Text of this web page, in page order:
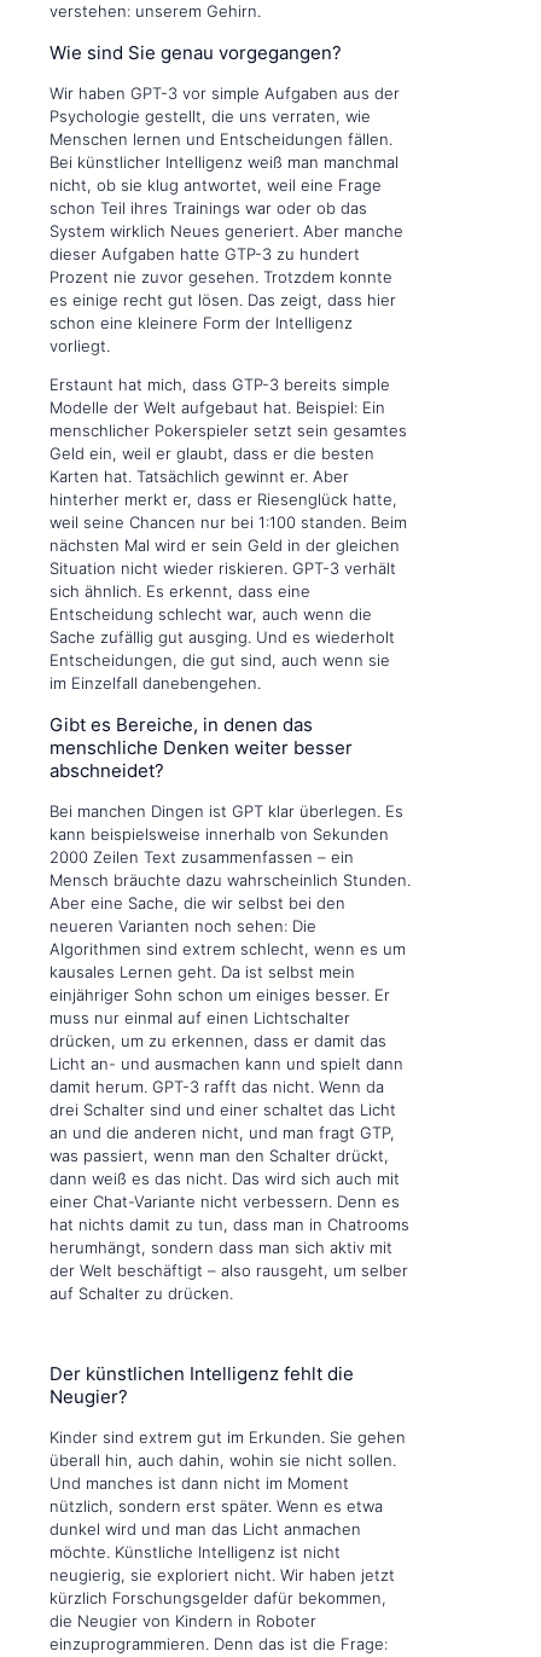
verstehen: unserem Gehirn.
Wie sind Sie genau vorgegangen?
Wir haben GPT-3 vor simple Aufgaben aus der
Psychologie gestellt, die uns verraten, wie
Menschen lernen und Entscheidungen fällen.
Bei künstlicher Intelligenz weiß man manchmal
nicht, ob sie klug antwortet, weil eine Frage
schon Teil ihres Trainings war oder ob das
System wirklich Neues generiert. Aber manche
dieser Aufgaben hatte GTP-3 zu hundert
Prozent nie zuvor gesehen. Trotzdem konnte
es einige recht gut lösen. Das zeigt, dass hier
schon eine kleinere Form der Intelligenz
vorliegt.
Erstaunt hat mich, dass GTP-3 bereits simple
Modelle der Welt aufgebaut hat. Beispiel: Ein
menschlicher Pokerspieler setzt sein gesamtes
Geld ein, weil er glaubt, dass er die besten
Karten hat. Tatsächlich gewinnt er. Aber
hinterher merkt er, dass er Riesenglück hatte,
weil seine Chancen nur bei 1:100 standen. Beim
nächsten Mal wird er sein Geld in der gleichen
Situation nicht wieder riskieren. GPT-3 verhält
sich ähnlich. Es erkennt, dass eine
Entscheidung schlecht war, auch wenn die
Sache zufällig gut ausging. Und es wiederholt
Entscheidungen, die gut sind, auch wenn sie
im Einzelfall danebengehen.
Gibt es Bereiche, in denen das
menschliche Denken weiter besser
abschneidet?
Bei manchen Dingen ist GPT klar überlegen. Es
kann beispielsweise innerhalb von Sekunden
2000 Zeilen Text zusammenfassen – ein
Mensch bräuchte dazu wahrscheinlich Stunden.
Aber eine Sache, die wir selbst bei den
neueren Varianten noch sehen: Die
Algorithmen sind extrem schlecht, wenn es um
kausales Lernen geht. Da ist selbst mein
einjähriger Sohn schon um einiges besser. Er
muss nur einmal auf einen Lichtschalter
drücken, um zu erkennen, dass er damit das
Licht an- und ausmachen kann und spielt dann
damit herum. GPT-3 rafft das nicht. Wenn da
drei Schalter sind und einer schaltet das Licht
an und die anderen nicht, und man fragt GTP,
was passiert, wenn man den Schalter drückt,
dann weiß es das nicht. Das wird sich auch mit
einer Chat-Variante nicht verbessern. Denn es
hat nichts damit zu tun, dass man in Chatrooms
herumhängt, sondern dass man sich aktiv mit
der Welt beschäftigt – also rausgeht, um selber
auf Schalter zu drücken.
Der künstlichen Intelligenz fehlt die
Neugier?
Kinder sind extrem gut im Erkunden. Sie gehen
überall hin, auch dahin, wohin sie nicht sollen.
Und manches ist dann nicht im Moment
nützlich, sondern erst später. Wenn es etwa
dunkel wird und man das Licht anmachen
möchte. Künstliche Intelligenz ist nicht
neugierig, sie exploriert nicht. Wir haben jetzt
kürzlich Forschungsgelder dafür bekommen,
die Neugier von Kindern in Roboter
einzuprogrammieren. Denn das ist die Frage: